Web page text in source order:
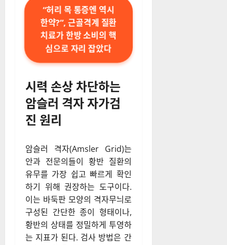
“허리 목 통증엔 역시
한약?”, 근골격계 질환
치료가 한방 소비의 핵
심으로 자리 잡았다
시력 손상 차단하는
암슬러 격자 자가검
진 원리
암슬러 격자(Amsler Grid)는
안과 전문의들이 황반 질환의
유무를 가장 쉽고 빠르게 확인
하기 위해 권장하는 도구이다.
이는 바둑판 모양의 격자무늬로
구성된 간단한 종이 형태이나,
황반의 상태를 정밀하게 투영하
는 지표가 된다. 검사 방법은 간